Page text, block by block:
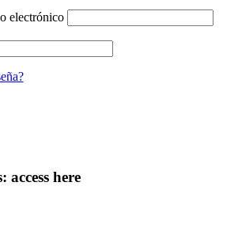
electrónico
access here